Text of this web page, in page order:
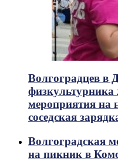
Волгоградцев в
мероприятия на
соседская
Волгоградская
на пикник в